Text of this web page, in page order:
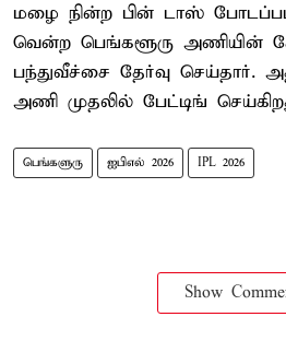
மழை நின்ற பின் டாஸ்
வென்ற பெங்களூரு அணியின்
பந்துவீச்சை தேர்வு செய்தார்.
அணி முதலில் பேட்டிங்
பெங்களுரு ஐபிஎல் 2026 IPL 2026
Show